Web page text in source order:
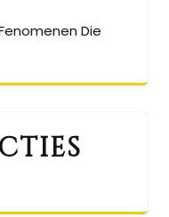
Die